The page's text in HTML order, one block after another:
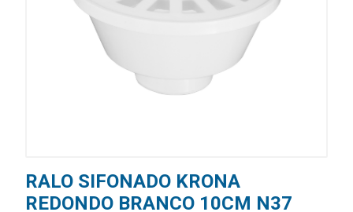
RALO SIFONADO KRONA
REDONDO BRANCO 10CM N37